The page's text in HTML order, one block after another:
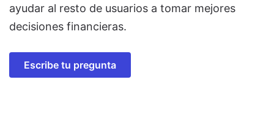
ayudar al resto de usuarios a tomar mejores
decisiones financieras.
Escribe tu pregunta